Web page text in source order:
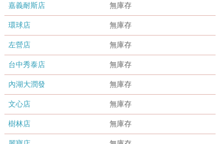
嘉義耐斯店 無庫存
環球店 無庫存
左營店 無庫存
台中秀泰店 無庫存
內湖大潤發 無庫存
文心店 無庫存
樹林店 無庫存